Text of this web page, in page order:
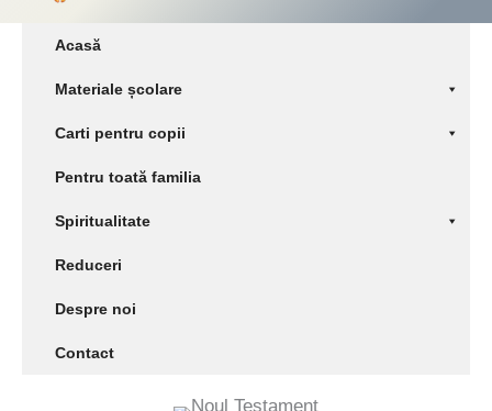
Acasă
Materiale școlare
Carti pentru copii
Pentru toată familia
Spiritualitate
Reduceri
Despre noi
Contact